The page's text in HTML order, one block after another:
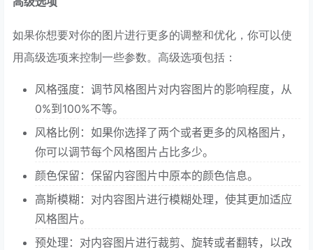
如果你想要对你的图片进行更多的调整和优化，你可以使
用高级选项来控制一些参数。高级选项包括：
风格强度：调节风格图片对内容图片的影响程度，从
0%到100%不等。
风格比例：如果你选择了两个或者更多的风格图片，
你可以调节每个风格图片占比多少。
颜色保留：保留内容图片中原本的颜色信息。
高斯模糊：对内容图片进行模糊处理，使其更加适应
风格图片。
预处理：对内容图片进行裁剪、旋转或者翻转，以改